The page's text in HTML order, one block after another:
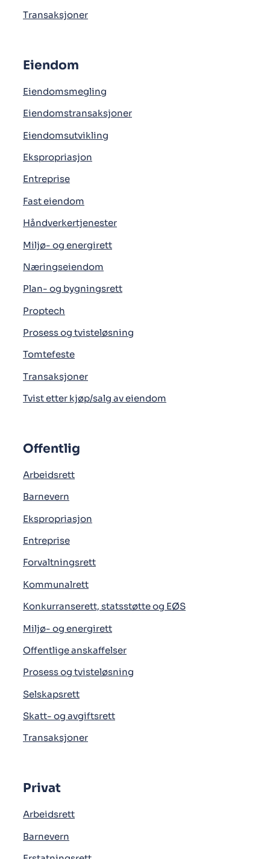
Transaksjoner
Eiendom
Eiendomsmegling
Eiendomstransaksjoner
Eiendomsutvikling
Ekspropriasjon
Entreprise
Fast eiendom
Håndverkertjenester
Miljø- og energirett
Næringseiendom
Plan- og bygningsrett
Proptech
Prosess og tvisteløsning
Tomtefeste
Transaksjoner
Tvist etter kjøp/salg av eiendom
Offentlig
Arbeidsrett
Barnevern
Ekspropriasjon
Entreprise
Forvaltningsrett
Kommunalrett
Konkurranserett, statsstøtte og EØS
Miljø- og energirett
Offentlige anskaffelser
Prosess og tvisteløsning
Selskapsrett
Skatt- og avgiftsrett
Transaksjoner
Privat
Arbeidsrett
Barnevern